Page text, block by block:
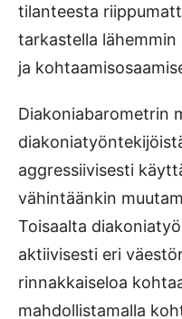
tilanteesta
tarkastella
ja
Diakoniabarometrin
aggressiivisesti
vähintäänkin
Toisaalta
aktiivisesti eri
rinnakkaiseloa
mahdollistamalla